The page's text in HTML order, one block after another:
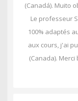
(Canadá). Muito
Le professeur
100% adaptés
aux cours, j'ai
(Canada).